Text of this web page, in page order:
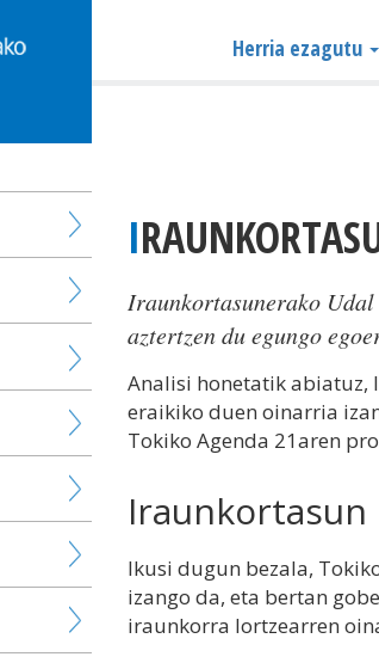
Herria ezagutu
Iraunkortasunerako
aztertzen du egungo
Analisi honetatik abiatuz,
eraikiko duen oinarria
Tokiko Agenda 21aren
Ikusi dugun bezala,
izango da, eta bertan
iraunkorra lortzearren